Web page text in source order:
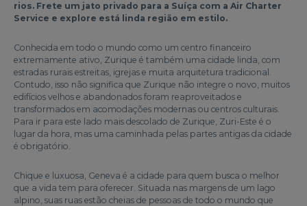
rios. Frete um jato privado para a Suíça com a Air Charter
Service e explore está linda região em estilo.
Conhecida em todo o mundo como um centro financeiro
extremamente ativo, Zurique é também uma cidade linda, com
estradas rurais estreitas, igrejas e muita arquitetura tradicional.
Contudo, isso não significa que Zurique não integre o novo, muitos
edifícios velhos e abandonados foram reaproveitados e
transformados em acomodações modernas ou centros culturais.
Para ir para este lado mais descolado de Zurique, Zuri-Este é o
lugar da hora, mas uma caminhada pelas partes antigas da cidade
é obrigatório.
Chique e luxuosa, Geneva é a cidade para quem busca o melhor
que a vida tem para oferecer. Situada nas margens de um lago
alpino, suas ruas estão cheias de pessoas de todo o mundo que